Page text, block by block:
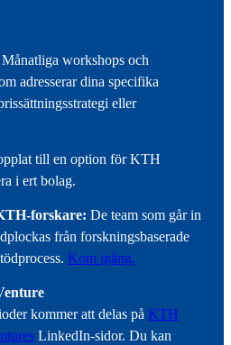
Månatliga workshops och
adresserar dina specifika
eller
till en option för KTH
i ert bolag.
forskare: De team som går in
från forskningsbaserade
Kom igång.
kommer att delas på KTH
LinkedIn-sidor. Du kan